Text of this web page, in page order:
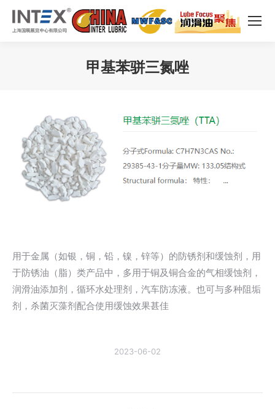
甲基苯骈三氮唑
用于金属（如银，铜，铅，镍，锌等）的防锈剂和缓蚀剂，用
于防锈油（脂）类产品中，多用于铜及铜合金的气相缓蚀剂，
润滑油添加剂，循环水处理剂，汽车防冻液。也可与多种阻垢
剂，杀菌灭藻剂配合使用缓蚀效果甚佳
2023-06-02